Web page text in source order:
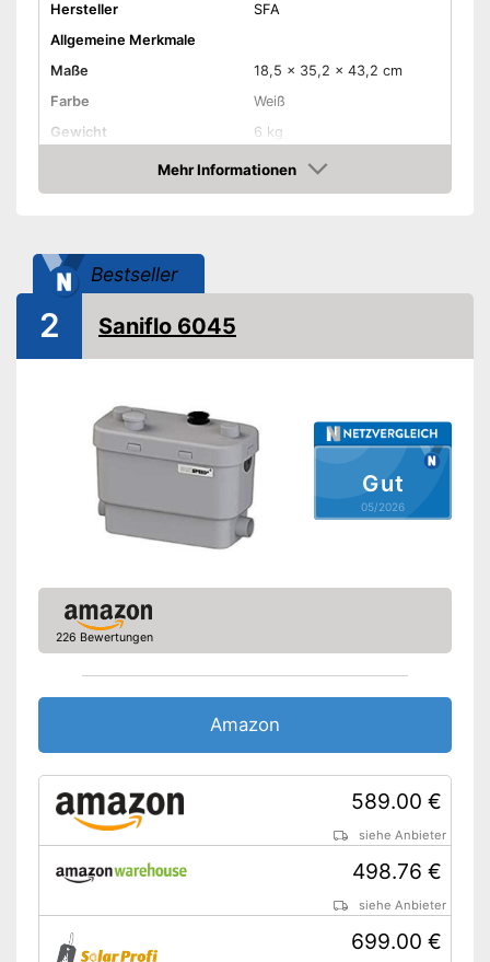
Hersteller
SFA
Allgemeine Merkmale
Maße
18,5 x 35,2 x 43,2 cm
Farbe
Weiß
Gewicht
6 kg
400 W
Amazon Lieferzeit
siehe Anbieter
Mehr Informationen
Amazon
Bestseller
Gut
05/2026
2 Saniflo 6045
226 Bewertungen
Amazon
589.00 €
siehe Anbieter
498.76 €
siehe Anbieter
699.00 €